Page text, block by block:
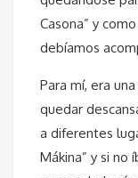
Casona” y
debíamos
Para mí, era
quedar
a diferentes
Mákina” y si no